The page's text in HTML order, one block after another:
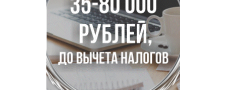
Доля рыночной ипотеки в России превысила 50% по
итогам июля 2026 года